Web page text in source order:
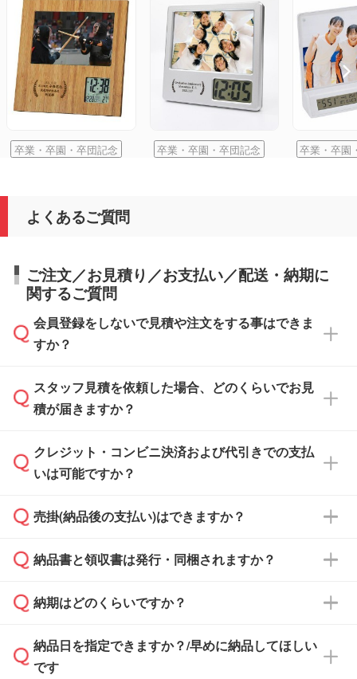
卒業・卒園・卒団記念 卒業・卒園・卒団記念 卒業・卒園
よくあるご質問
ご注文／お見積り／お支払い／配送・納期に
関するご質問
会員登録をしないで見積や注文をする事はできま
すか？
可能です。見積・注文フォームにて『ゲストの
まま進む』ボタンからお進みのうえ、ご依頼く
スタッフ見積を依頼した場合、どのくらいでお見
積が届きますか？
通常、翌営業日までにお送りしております。混
雑状況によっては、お時間をいただくこともご
依頼いただいた場合は、翌営業日以降のご連絡
クレジット・コンビニ決済および代引きでの支払
いは可能ですか？
銀行振込のみのご対応となります。
売掛(納品後の支払い)はできますか？
基本的には先入金をお願いしておりますが、自
どの場合は、月末締め翌月末払いに対応可能で
また、卒業・卒園記念品で対策委員会や個人様
納品書と領収書は発行・同梱されますか？
納品書・領収書は ご依頼をいただいた場合の
ず、通常はPDFデータをメール添付でお送りし
ます。
納期はどのくらいですか？
・印刷する場合(500個程度)
ご入金、イメージ画像の校了から約2週間～2
納品日を指定できますか？/早めに納品してほしい
です